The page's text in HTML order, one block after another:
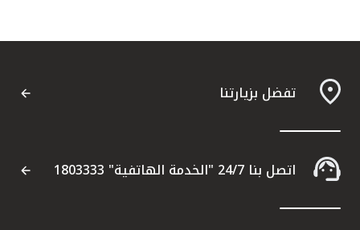
تفضل بزيارتنا
اتصل بنا 24/7 "الخدمة الهاتفية" 1803333